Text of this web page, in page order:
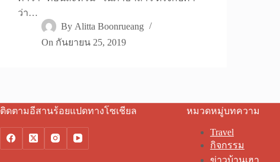
ว่า…
By Alitta Boonrueang
On กันยายน 25, 2019
ติดตามอีสานร้อยแปดทางโซเชียล หมวดหมู่บทความ
Travel
กิจกรรม